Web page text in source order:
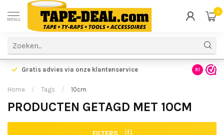
MENU
0
Gratis advies via onze klantenservice 9.1
Home / Tags / 10cm
PRODUCTEN GETAGD MET 10CM
FILTERS